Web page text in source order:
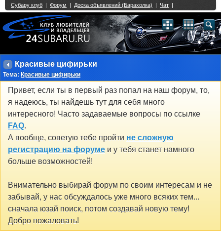
Красивые цифирьки
Тема: Красивые цифирьки
Привет, если ты в первый раз попал на наш форум, то,
я надеюсь, ты найдешь тут для себя много
интересного! Часто задаваемые вопросы по ссылке
FAQ.
А вообще, советую тебе пройти не сложную
регистрацию на форуме и у тебя станет намного
больше возможностей!
Внимательно выбирай форум по своим интересам и не
забывай, у нас обсуждалось уже много всяких тем...
сначала юзай поиск, потом создавай новую тему!
Добро пожаловать!
Single Sign On provided byvBSSO
2 3 4 5 6 7 8 9 10 11 12 13 14 15 16 17 18 21 22 23 24 25 26
27 28 29 30 31 32 33 34 35 36 37 38 39 40 41 42 43